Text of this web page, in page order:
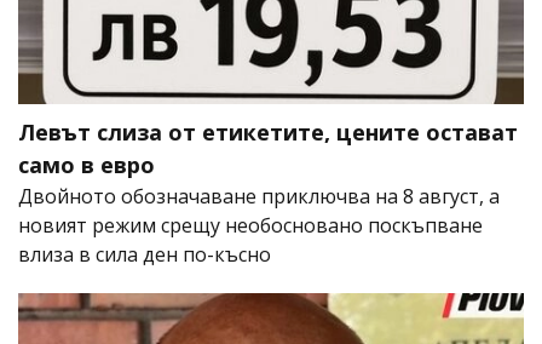
Левът слиза от етикетите, цените остават
само в евро
Двойното обозначаване приключва на 8 август, а
новият режим срещу необосновано поскъпване
влиза в сила ден по-късно